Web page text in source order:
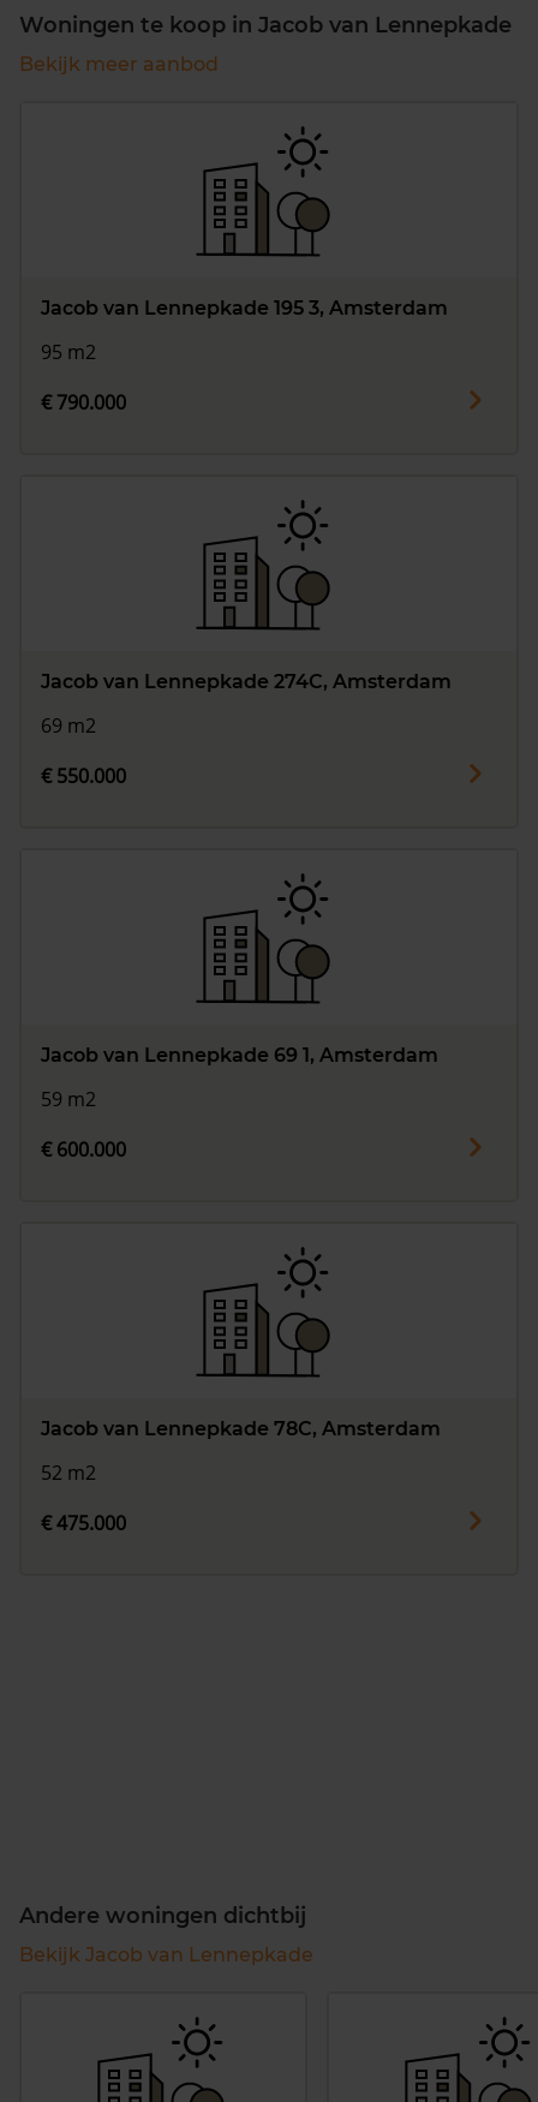
Woningen te koop in Jacob van Lennepkade
Bekijk meer aanbod
Jacob van Lennepkade 195 3, Amsterdam
95 m2
€ 790.000
Jacob van Lennepkade 274C, Amsterdam
69 m2
€ 550.000
Jacob van Lennepkade 69 1, Amsterdam
59 m2
€ 600.000
Jacob van Lennepkade 78C, Amsterdam
52 m2
€ 475.000
Andere woningen dichtbij
Bekijk Jacob van Lennepkade